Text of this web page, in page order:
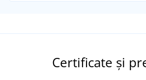
Certificate și